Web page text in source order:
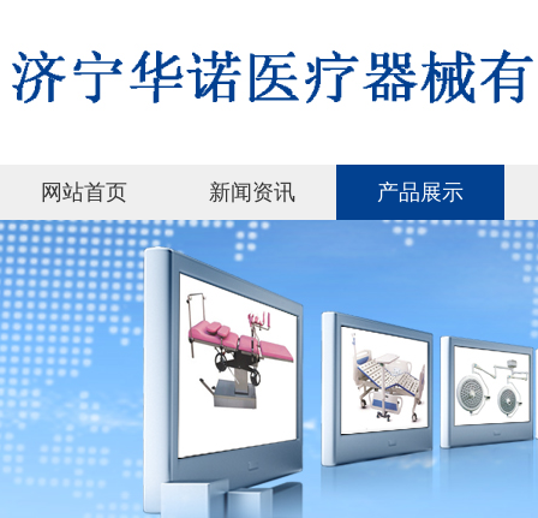
网站首页 新闻资讯 产品展示